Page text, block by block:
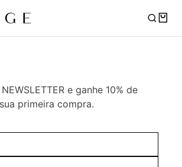
e ganhe 10% de
primeira compra.